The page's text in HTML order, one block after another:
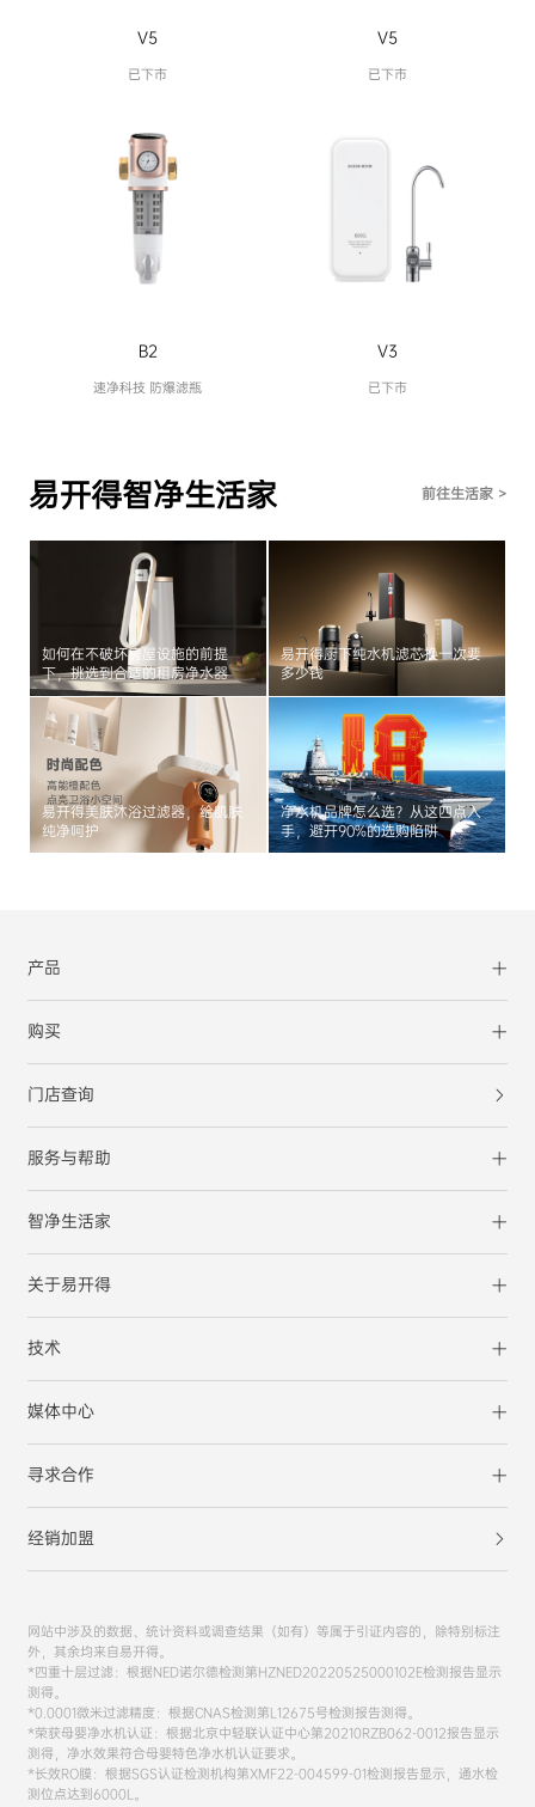
V5
已下市
V5
已下市
B2
速净科技 防爆滤瓶
V3
已下市
易开得智净生活家 前往生活家 >
如何在不破坏房屋设施的前提
下，挑选到合适的租房净水器
易开得厨下纯水机滤芯换一次要
多少钱
易开得美肤沐浴过滤器，给肌肤
纯净呵护
净水机品牌怎么选？从这四点入
手，避开90%的选购陷阱
产品
购买
门店查询
服务与帮助
智净生活家
关于易开得
技术
媒体中心
寻求合作
经销加盟
网站中涉及的数据、统计资料或调查结果（如有）等属于引证内容的，除特别标注
外，其余均来自易开得。
*四重十层过滤：根据NED诺尔德检测第HZNED20220525000102E检测报告显示
测得。
*0.0001微米过滤精度：根据CNAS检测第L12675号检测报告测得。
*荣获母婴净水机认证：根据北京中轻联认证中心第20210RZB062-0012报告显示
测得，净水效果符合母婴特色净水机认证要求。
*长效RO膜：根据SGS认证检测机构第XMF22-004599-01检测报告显示，通水检
测位点达到6000L。